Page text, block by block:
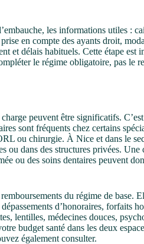
les informations utiles :
en compte des ayants droit,
et délais habituels. Cette étape est
le régime obligatoire, pas le
peuvent être significatifs.
sont fréquents chez certains
ou chirurgie. À Nice et dans le
ou dans des structures privées. Une
ou des soins dentaires peuvent
du régime de base.
d’honoraires, forfaits
lentilles, médecines douces,
budget santé dans les deux
également consulter.